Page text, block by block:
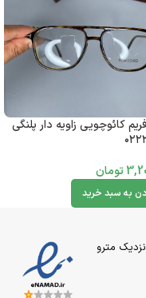
کائوچویی زاویه دار پلنگی
تومان
به سبد خرید
مترو